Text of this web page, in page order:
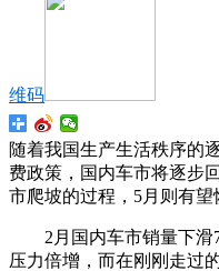
维码
随着我国生产生活秩序的
费政策，国内车市将逐步
市爬坡的过程，5月则有望
2月国内车市销量下
压力倍增，而在刚刚走过